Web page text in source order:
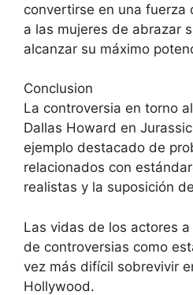
convertirse en una fuerza
a las mujeres de abrazar
alcanzar su máximo
Conclusion
La controversia en torno
Dallas Howard en
ejemplo destacado de
relacionados con
realistas y la suposición
Las vidas de los actores
de controversias como
vez más difícil sobrevivir
Hollywood.